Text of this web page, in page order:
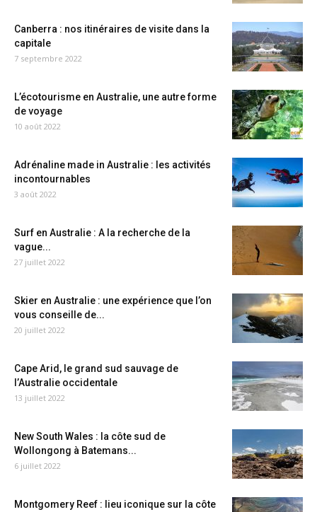
Canberra : nos itinéraires de visite dans la
capitale
7 septembre 2022
L’écotourisme en Australie, une autre forme
de voyage
10 août 2022
Adrénaline made in Australie : les activités
incontournables
3 août 2022
Surf en Australie : A la recherche de la
vague...
27 juillet 2022
Skier en Australie : une expérience que l’on
vous conseille de...
20 juillet 2022
Cape Arid, le grand sud sauvage de
l’Australie occidentale
13 juillet 2022
New South Wales : la côte sud de
Wollongong à Batemans...
6 juillet 2022
Montgomery Reef : lieu iconique sur la côte